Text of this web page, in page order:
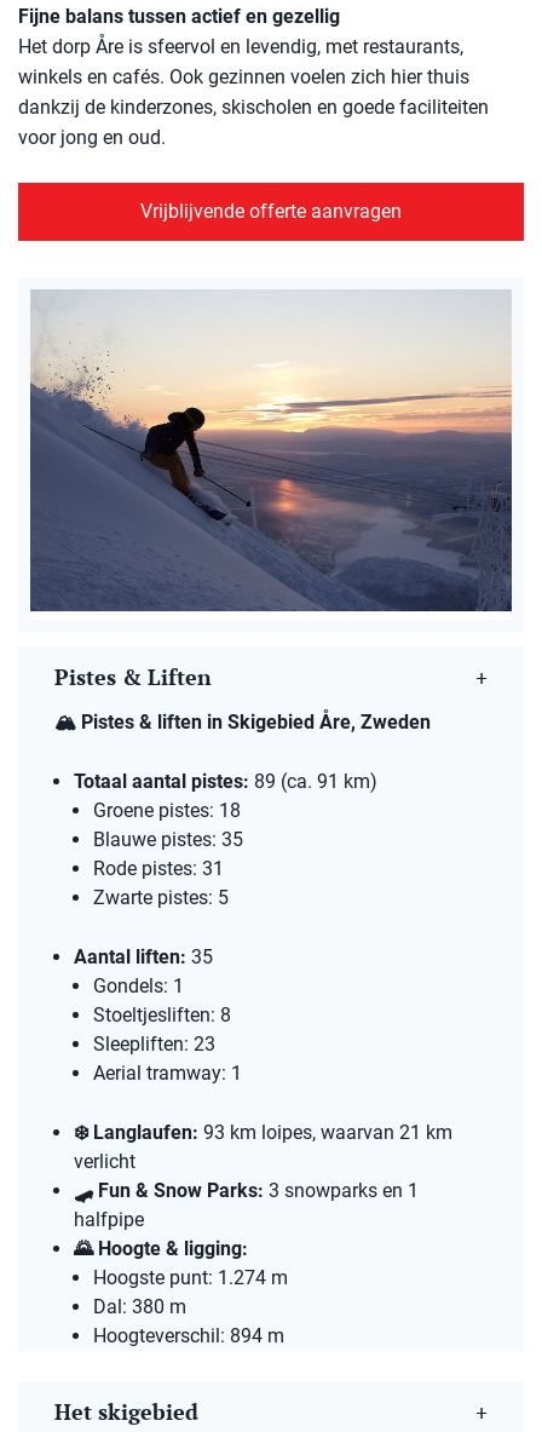
Fijne balans tussen actief en gezellig
Het dorp Åre is sfeervol en levendig, met restaurants,
winkels en cafés. Ook gezinnen voelen zich hier thuis
dankzij de kinderzones, skischolen en goede faciliteiten
voor jong en oud.
Vrijblijvende offerte aanvragen
Pistes & Liften
🏔️ Pistes & liften in Skigebied Åre, Zweden
Totaal aantal pistes: 89 (ca. 91 km)​
Groene pistes: 18​
Blauwe pistes: 35​
Rode pistes: 31​
Zwarte pistes: 5​
Aantal liften: 35​
Gondels: 1​
Stoeltjesliften: 8​
Sleepliften: 23​
Aerial tramway: 1​
❄️Langlaufen: 93 km loipes, waarvan 21 km
verlicht​
🛹 Fun & Snow Parks: 3 snowparks en 1
halfpipe​
🌄Hoogte & ligging:
Hoogste punt: 1.274 m​
Dal: 380 m​
Hoogteverschil: 894 m​
Het skigebied